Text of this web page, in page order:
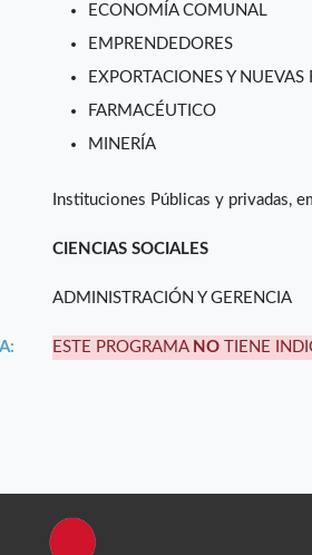
ECONOMÍA COMUNAL
EMPRENDEDORES
EXPORTACIONES Y
FARMACÉUTICO
MINERÍA
Instituciones Públicas y privadas,
CIENCIAS SOCIALES
ADMINISTRACIÓN Y GERENCIA
ESTE PROGRAMA NO TIENE